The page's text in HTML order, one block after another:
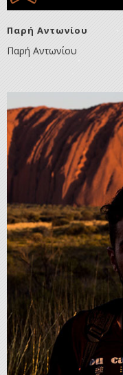
Παρή Αντωνίου
Παρή Αντωνίου